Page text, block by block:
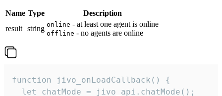
Name Type
Description
result string online - at least one agent is online
offline - no agents are online
function jivo_onLoadCallback() {
  let chatMode = jivo_api.chatMode();